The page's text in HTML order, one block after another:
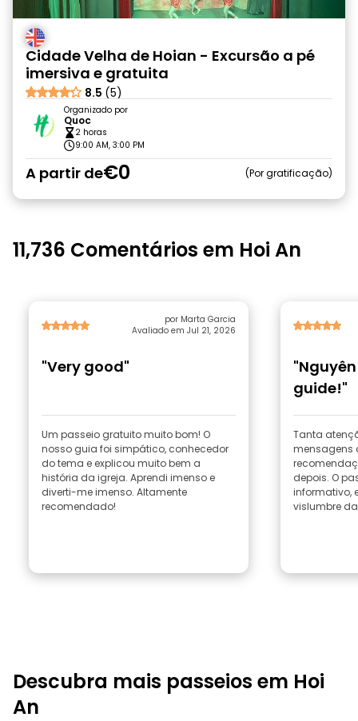
Cidade Velha de Hoian - Excursão a pé
imersiva e gratuita
8.5 (5)
Organizado por
Quoc
2 horas
9:00 AM, 3:00 PM
A partir de€0 Por gratificação
11,736 Comentários em Hoi An
por Marta Garcia
Avaliado em Jul 21, 2026
"Very good"
Um passeio gratuito muito bom! O
nosso guia foi simpático, conhecedor
do tema e explicou muito bem a
história da igreja. Aprendi imenso e
diverti-me imenso. Altamente
recomendado!
guide!"
Tanta
mensagens
depois. O
informativo,
vislumbre
Descubra mais passeios em Hoi
An